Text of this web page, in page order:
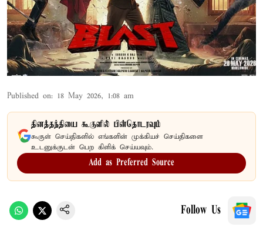
Published on: 18 May 2026, 1:08 am
தினத்தந்தியை கூகுளில் பின்தொடரவும்
கூகுள் செய்திகளில் எங்களின் முக்கியச் செய்திகளை
உடனுக்குடன் பெற கிளிக் செய்யவும்.
Add as Preferred Source
Follow Us